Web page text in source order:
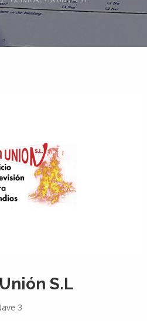
S.L
3